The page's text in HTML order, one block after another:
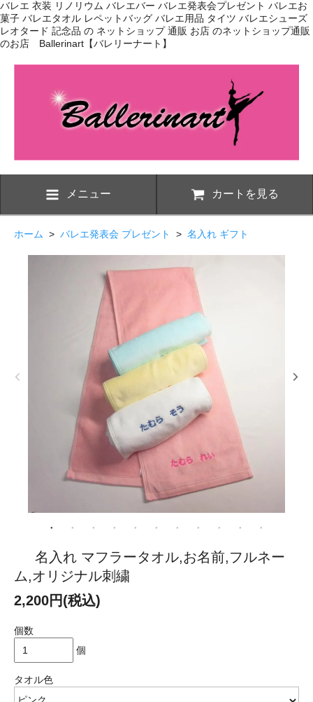
バレエ 衣装 リノリウム バレエバー バレエ発表会プレゼント バレエお
菓子 バレエタオル レペットバッグ バレエ用品 タイツ バレエシューズ
レオタード 記念品 の ネットショップ 通販 お店 のネットショップ通販
のお店 Ballerinart【バレリーナート】
メニュー カートを見る
ホーム > バレエ発表会 プレゼント > 名入れ ギフト
名入れ マフラータオル,お名前,フルネー
ム,オリジナル刺繍
2,200円(税込)
個数
個
タオル色